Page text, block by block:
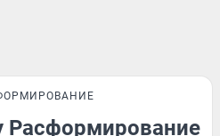
Расформирование